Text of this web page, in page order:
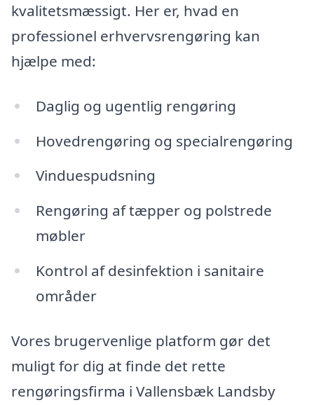
kvalitetsmæssigt. Her er, hvad en
professionel erhvervsrengøring kan
hjælpe med:
Daglig og ugentlig rengøring
Hovedrengøring og specialrengøring
Vinduespudsning
Rengøring af tæpper og polstrede
møbler
Kontrol af desinfektion i sanitaire
områder
Vores brugervenlige platform gør det
muligt for dig at finde det rette
rengøringsfirma i Vallensbæk Landsby